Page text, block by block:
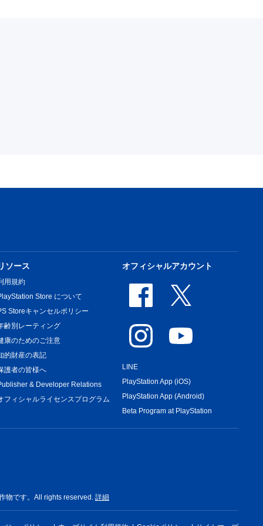
ソース
用規約
Store について
Storeキャンセルポリシー
齢別レーティング
康のためのご注意
的財産の表記
護者の皆様へ
& Developer Relations
フィシャルライセンスプログラム
オフィシャルアカウント
LINE
PlayStation App (iOS)
PlayStation App (Android)
Beta Program at PlayStation
物です。All rights reserved. 詳細